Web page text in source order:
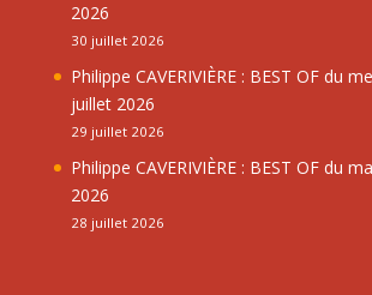
2026
30 juillet 2026
Philippe CAVERIVIÈRE : BEST OF du
juillet 2026
29 juillet 2026
Philippe CAVERIVIÈRE : BEST OF du
2026
28 juillet 2026